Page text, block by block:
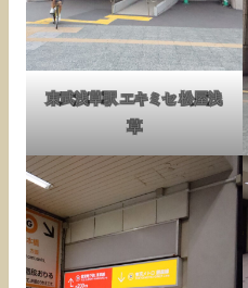
東武浅草駅 エキミセ 松屋浅
草